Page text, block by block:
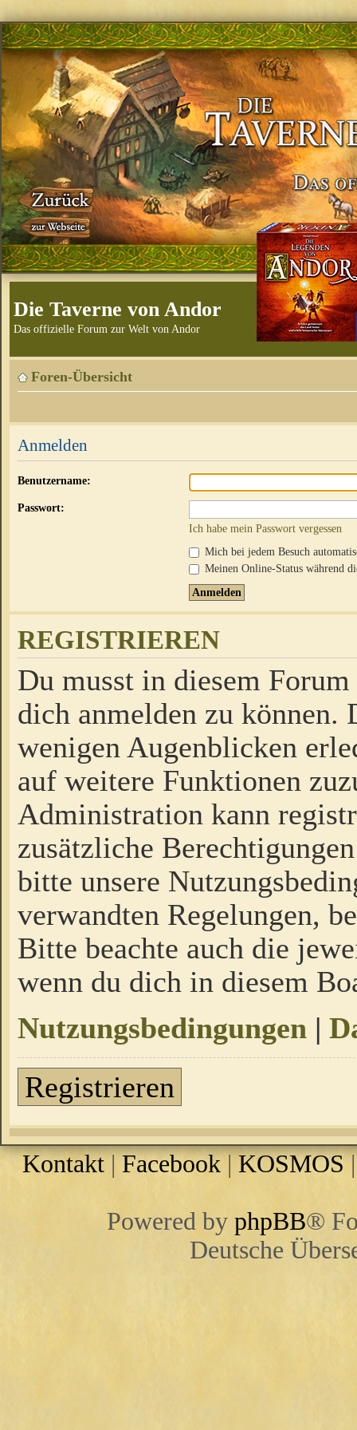
Die Taverne von Andor
Das offizielle Forum zur Welt von Andor
Foren-Übersicht
Anmelden
Benutzername:
Passwort:
Ich habe mein Passwort vergessen
Mich bei jedem Besuch
Meinen Online-Status während
REGISTRIEREN
Du musst in diesem
dich anmelden zu
wenigen Augenblicken
auf weitere Funktionen
Administration kann
zusätzliche
bitte unsere
verwandten Regelungen,
Bitte beachte auch die
wenn du dich in diesem
Nutzungsbedingungen |
Registrieren
Kontakt | Facebook |KOSMOS
Powered by phpBB®
Deutsche